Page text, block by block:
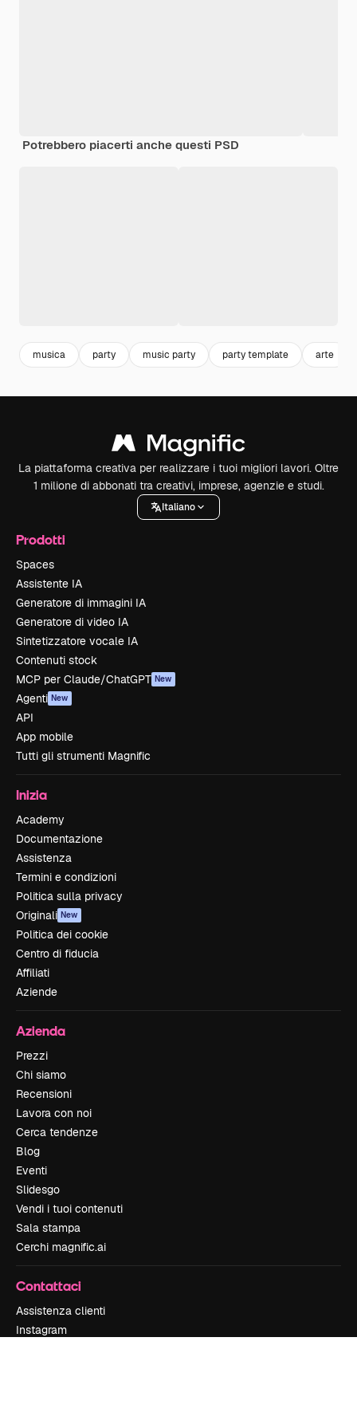
Potrebbero piacerti anche questi PSD
musica party music party party template arte
La piattaforma creativa per realizzare i tuoi migliori lavori. Oltre
1 milione di abbonati tra creativi, imprese, agenzie e studi.
Italiano
Prodotti
Spaces
Assistente IA
Generatore di immagini IA
Generatore di video IA
Sintetizzatore vocale IA
Contenuti stock
MCP per Claude/ChatGPT New
Agenti New
API
App mobile
Tutti gli strumenti Magnific
Inizia
Academy
Documentazione
Assistenza
Termini e condizioni
Politica sulla privacy
Originali New
Politica dei cookie
Centro di fiducia
Affiliati
Aziende
Azienda
Prezzi
Chi siamo
Recensioni
Lavora con noi
Cerca tendenze
Blog
Eventi
Slidesgo
Vendi i tuoi contenuti
Sala stampa
Cerchi magnific.ai
Contattaci
Assistenza clienti
Instagram